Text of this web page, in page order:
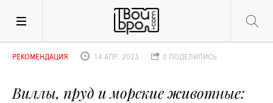
Виллы, пруд и морские животные
РЕКОМЕНДАЦИЯ 14 АПР. 2023 0 ПОДЕЛИЛИСЬ